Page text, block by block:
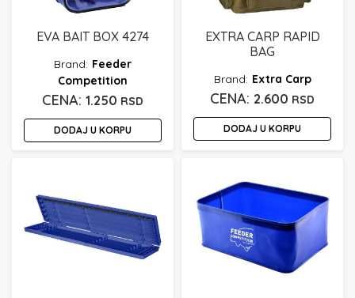
EVA BAIT BOX 4274
Feeder
Competition
1.250 RSD
DODAJ U KORPU
EXTRA CARP RAPID
BAG
Extra Carp
2.600 RSD
DODAJ U KORPU